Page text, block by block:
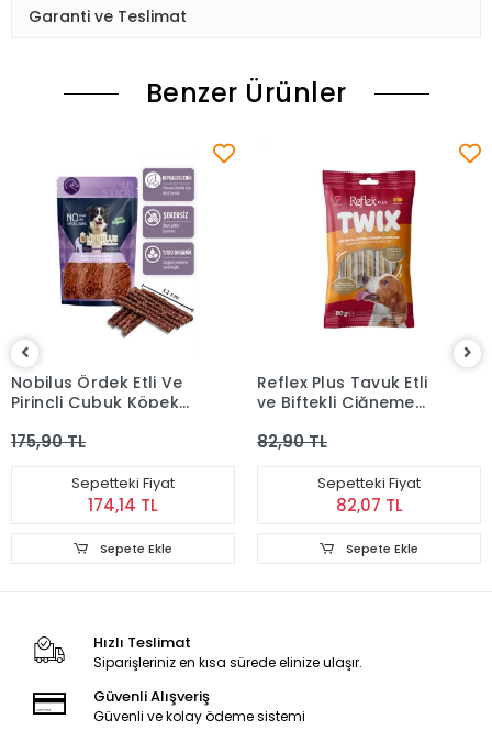
Garanti ve Teslimat
Benzer Ürünler
Nobilus Ördek Etli Ve
Pirinçli Çubuk Köpek
175,90 TL
Sepetteki Fiyat
174,14 TL
Sepete Ekle
Reflex Plus Tavuk Etli
ve Biftekli Çiğneme
82,90 TL
Sepetteki Fiyat
82,07 TL
Sepete Ekle
Hızlı Teslimat
Siparişleriniz en kısa sürede elinize ulaşır.
Güvenli Alışveriş
Güvenli ve kolay ödeme sistemi